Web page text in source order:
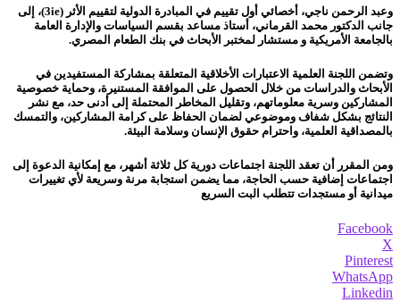
وعبد الرحمن ناجي، أخصائي أول تقييم في المبادرة الدولية لتقييم الأثر (3ie)، إلى
جانب الدكتور محمد القرماني، أستاذ مساعد بقسم السياسات والإدارة العامة
بالجامعة الأمريكية و مستشار لمختبر الأبحاث في بنك الطعام المصري.
وتضمن اللجنة العلمية الاعتبارات الأخلاقية المتعلقة بمشاركة المستفيدين في
الأبحاث والدراسات من خلال الحصول على الموافقة المستنيرة، وحماية خصوصية
المشاركين وسرية معلوماتهم، وتقليل المخاطر المحتملة إلى أدنى حد، مع نشر
النتائج بشكل شفاف وموضوعي لضمان الحفاظ على كرامة المشاركين، والتمسك
بالمصداقية العلمية، واحترام حقوق الإنسان وسلامة البيئة.
ومن المقرر أن تعقد اللجنة اجتماعات دورية كل ثلاثة أشهر، مع إمكانية الدعوة إلى
اجتماعات إضافية حسب الحاجة، مما يضمن استجابة مرنة وسريعة لأي تغييرات
ميدانية أو مستجدات تتطلب البت السريع
Facebook
X
Pinterest
WhatsApp
Linkedin